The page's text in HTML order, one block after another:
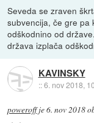
Seveda se zraven
subvencija, če gre pa
odškodnino od
država izplača
KAVINSKY
::6. nov 2018,
poweroffje6. nov 2018